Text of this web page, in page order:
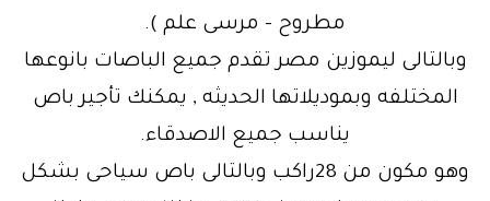
مطروح – مرسى علم ).
وبالتالى ليموزين مصر تقدم جميع الباصات بانوعها
المختلفه وبموديلاتها الحديثه , يمكنك تأجير باص
يناسب جميع الاصدقاء.
وهو مكون من 28راكب وبالتالى باص سياحى بشكل